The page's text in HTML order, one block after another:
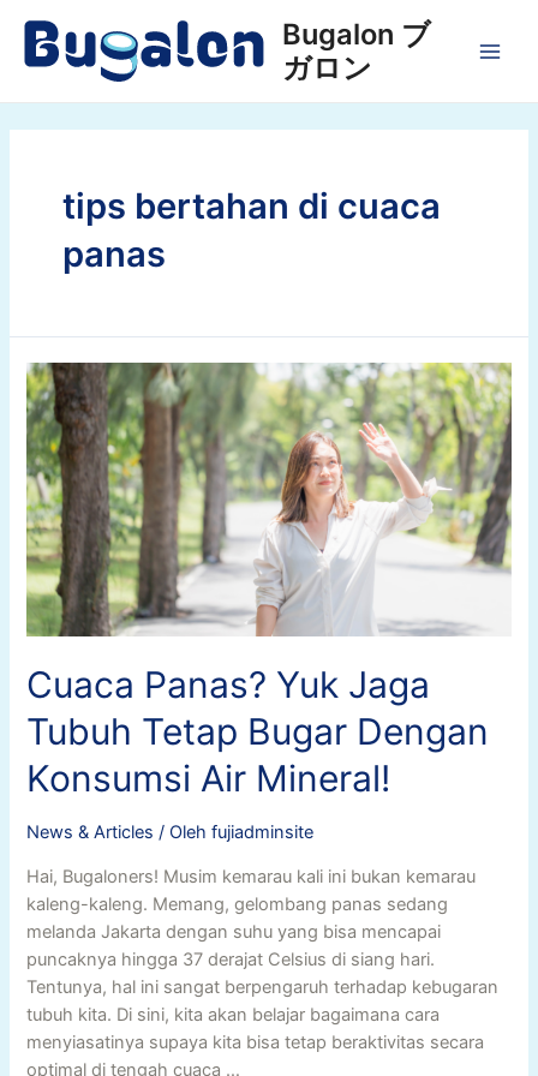
konten
Bugalon ブ
ガロン
tips bertahan di cuaca
panas
Cuaca Panas? Yuk Jaga
Tubuh Tetap Bugar Dengan
Konsumsi Air Mineral!
News & Articles / Olehfujiadminsite
Hai, Bugaloners! Musim kemarau kali ini bukan kemarau
kaleng-kaleng. Memang, gelombang panas sedang
melanda Jakarta dengan suhu yang bisa mencapai
puncaknya hingga 37 derajat Celsius di siang hari.
Tentunya, hal ini sangat berpengaruh terhadap kebugaran
tubuh kita. Di sini, kita akan belajar bagaimana cara
menyiasatinya supaya kita bisa tetap beraktivitas secara
optimal di tengah cuaca …